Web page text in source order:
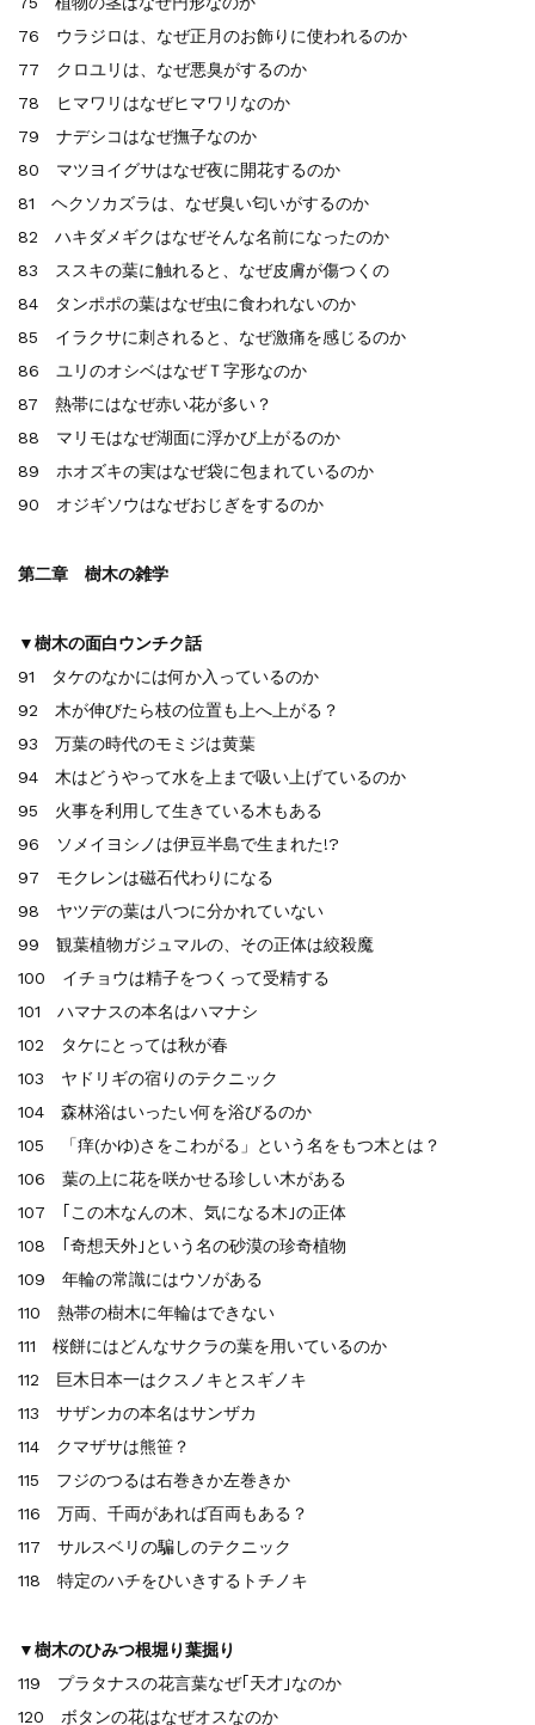
76 ウラジロは、なぜ正月のお飾りに使われるのか
77 クロユリは、なぜ悪臭がするのか
78 ヒマワリはなぜヒマワリなのか
79 ナデシコはなぜ撫子なのか
80 マツヨイグサはなぜ夜に開花するのか
81 ヘクソカズラは、なぜ臭い匂いがするのか
82 ハキダメギクはなぜそんな名前になったのか
83 ススキの葉に触れると、なぜ皮膚が傷つくの
84 タンポポの葉はなぜ虫に食われないのか
85 イラクサに刺されると、なぜ激痛を感じるのか
86 ユリのオシベはなぜＴ字形なのか
87 熱帯にはなぜ赤い花が多い？
88 マリモはなぜ湖面に浮かび上がるのか
89 ホオズキの実はなぜ袋に包まれているのか
90 オジギソウはなぜおじぎをするのか
第二章 樹木の雑学
▼樹木の面白ウンチク話
91 タケのなかには何か入っているのか
92 木が伸びたら枝の位置も上へ上がる？
93 万葉の時代のモミジは黄葉
94 木はどうやって水を上まで吸い上げているのか
95 火事を利用して生きている木もある
96 ソメイヨシノは伊豆半島で生まれた!?
97 モクレンは磁石代わりになる
98 ヤツデの葉は八つに分かれていない
99 観葉植物ガジュマルの、その正体は絞殺魔
100 イチョウは精子をつくって受精する
101 ハマナスの本名はハマナシ
102 タケにとっては秋が春
103 ヤドリギの宿りのテクニック
104 森林浴はいったい何を浴びるのか
105 「痒(かゆ)さをこわがる」という名をもつ木とは？
106 葉の上に花を咲かせる珍しい木がある
107 ｢この木なんの木、気になる木｣の正体
108 ｢奇想天外｣という名の砂漠の珍奇植物
109 年輪の常識にはウソがある
110 熱帯の樹木に年輪はできない
111 桜餅にはどんなサクラの葉を用いているのか
112 巨木日本一はクスノキとスギノキ
113 サザンカの本名はサンザカ
114 クマザサは熊笹？
115 フジのつるは右巻きか左巻きか
116 万両、千両があれば百両もある？
117 サルスベリの騙しのテクニック
118 特定のハチをひいきするトチノキ
▼樹木のひみつ根堀り葉掘り
119 プラタナスの花言葉なぜ｢天才｣なのか
120 ボタンの花はなぜオスなのか